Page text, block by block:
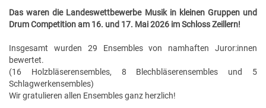
MARKETENDERINNENAUSBILDUNG
EHRENNADELN
FÖRDERERNADELN
VERDIENSTKREUZE
EHRENKREUZE
MUSIKHEIM & PROBENRAUM
PRESSEUNTERLAGEN
BEZIRKSOBMÄNNER
BEZIRKSKAPELLMEISTER
BEZIRKSJUGENDREFERENTEN
BEZIRKSSTABFÜHRER
Das waren die Landeswettbewerbe Musik in kleinen Gruppen und
Drum Competition am 16. und 17. Mai 2026 im Schloss Zeillern!
Insgesamt wurden 29 Ensembles von namhaften Juror:innen
bewertet.
(16 Holzbläserensembles, 8 Blechbläserensembles und 5
Schlagwerkensembles)
Wir gratulieren allen Ensembles ganz herzlich!